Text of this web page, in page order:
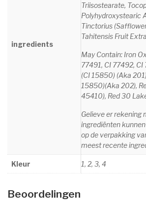
ingredients
Triisostearate,
Polyhydroxystearic
Tinctorius
Tahitensis Fruit
May Contain: Iron
77491, CI 77492,
(CI 15850) (Aka
15850)(Aka 202),
45410), Red 30
Gelieve er rekening
ingrediënten
op de verpakking
meest recente
Kleur 1, 2, 3, 4
Beoordelingen